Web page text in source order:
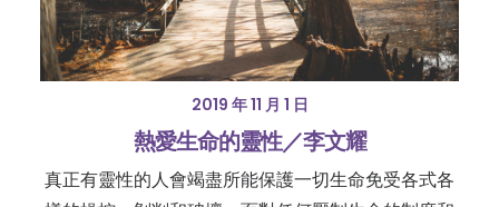
2019 年 11 月 1 日
熱愛生命的靈性／李文耀
真正有靈性的人會竭盡所能保護一切生命免受各式各